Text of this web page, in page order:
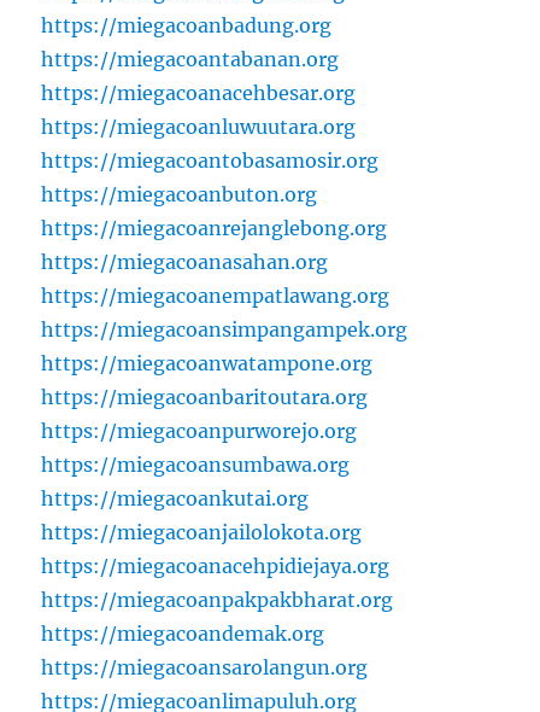
https://miegacoanbadung.org
https://miegacoantabanan.org
https://miegacoanacehbesar.org
https://miegacoanluwuutara.org
https://miegacoantobasamosir.org
https://miegacoanbuton.org
https://miegacoanrejanglebong.org
https://miegacoanasahan.org
https://miegacoanempatlawang.org
https://miegacoansimpangampek.org
https://miegacoanwatampone.org
https://miegacoanbaritoutara.org
https://miegacoanpurworejo.org
https://miegacoansumbawa.org
https://miegacoankutai.org
https://miegacoanjailolokota.org
https://miegacoanacehpidiejaya.org
https://miegacoanpakpakbharat.org
https://miegacoandemak.org
https://miegacoansarolangun.org
https://miegacoanlimapuluh.org